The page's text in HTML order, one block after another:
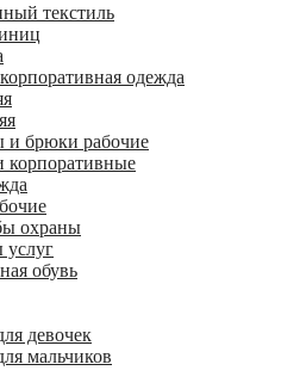
текстиль
одежда
и брюки рабочие
корпоративные
охраны
услуг
обувь
девочек
мальчиков